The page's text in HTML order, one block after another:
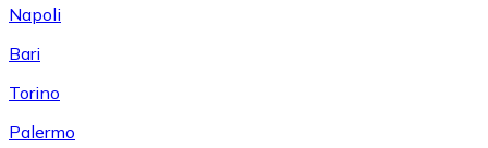
Napoli
Bari
Torino
Palermo